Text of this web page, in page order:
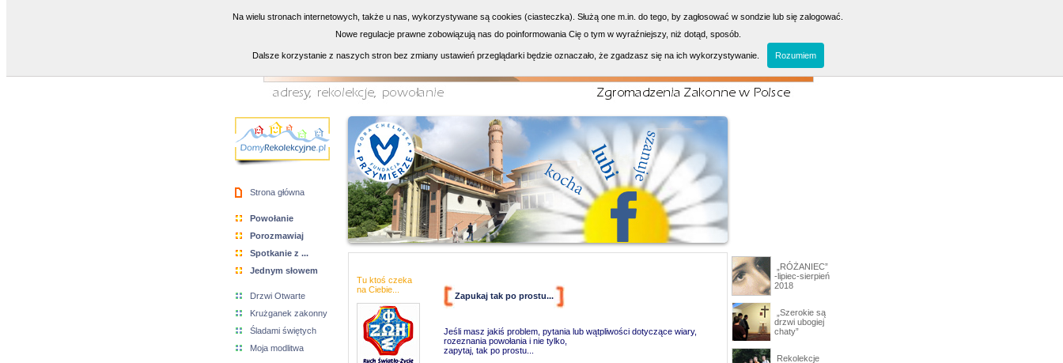
Strona główna
Powołanie
Porozmawiaj
Spotkanie z ...
Jednym słowem
Drzwi Otwarte
Krużganek zakonny
Śladami świętych
Moja modlitwa
Tu ktoś czeka
na Ciebie...
Zapukaj tak po prostu...
Jeśli masz jakiś problem, pytania lub wątpliwości dotyczące wiary,
rozeznania powołania i nie tylko,
zapytaj, tak po prostu...
„RÓŻANIEC”
-lipiec-sierpień
2018
„Szerokie są
drzwi ubogiej
chaty”
Rekolekcje
Na wielu stronach internetowych, także u nas, wykorzystywane są cookies (ciasteczka). Służą one m.in. do tego, by zagłosować w sondzie lub się zalogować.
Nowe regulacje prawne zobowiązują nas do poinformowania Cię o tym w wyraźniejszy, niż dotąd, sposób.
Dalsze korzystanie z naszych stron bez zmiany ustawień przeglądarki będzie oznaczało, że zgadzasz się na ich wykorzystywanie. Rozumiem